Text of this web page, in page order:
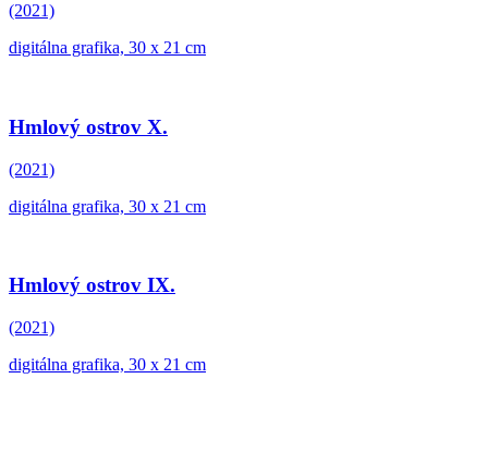
(2021)
digitálna grafika, 30 x 21 cm
Hmlový ostrov X.
(2021)
digitálna grafika, 30 x 21 cm
Hmlový ostrov IX.
(2021)
digitálna grafika, 30 x 21 cm